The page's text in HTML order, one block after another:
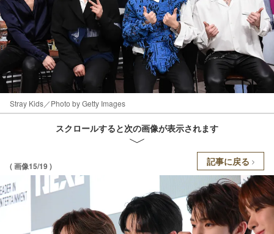
Stray Kids／Photo by Getty Images
スクロールすると次の画像が表示されます
( 画像15/19 ) 記事に戻る